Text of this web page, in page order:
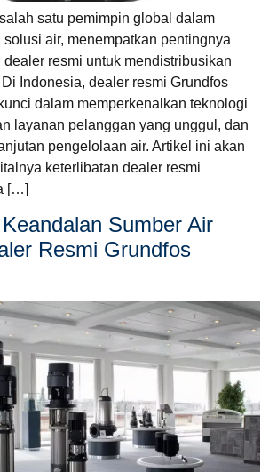
satu pemimpin global dalam
air, menempatkan pentingnya
dealer resmi untuk mendistribusikan
Indonesia, dealer resmi Grundfos
dalam memperkenalkan teknologi
layanan pelanggan yang unggul, dan
pengelolaan air. Artikel ini akan
keterlibatan dealer resmi
[…]
Sumber Air
Resmi Grundfos